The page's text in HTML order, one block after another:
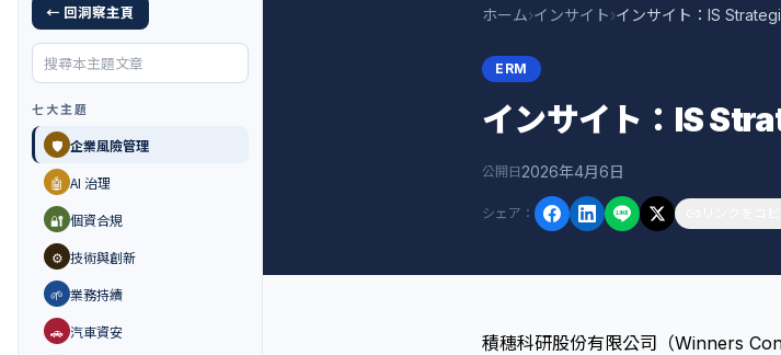
← 回洞察主頁
七大主題
🛡️ 企業風險管理
🤖 AI 治理
🔐 個資合規
⚙️ 技術與創新
🌱 業務持續
🚗 汽車資安
ホーム›インサイト›
ERM
インサイト：IS
公開日 2026年4月6日
シェア ：
積穗科研股份有限公司（Winners